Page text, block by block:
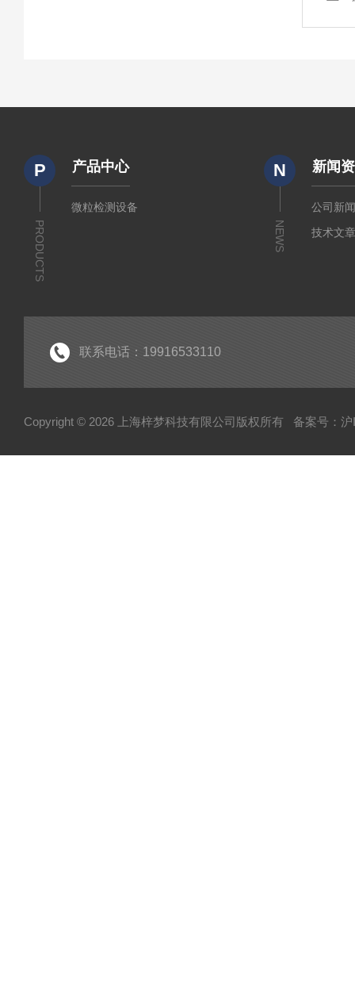
P
PRODUCTS
产品中心
微粒检测设备
N
NEWS
新闻
公司新
技术文
联系电话：19916533110
Copyright © 2026 上海梓梦科技有限公司版权所有 备案号：